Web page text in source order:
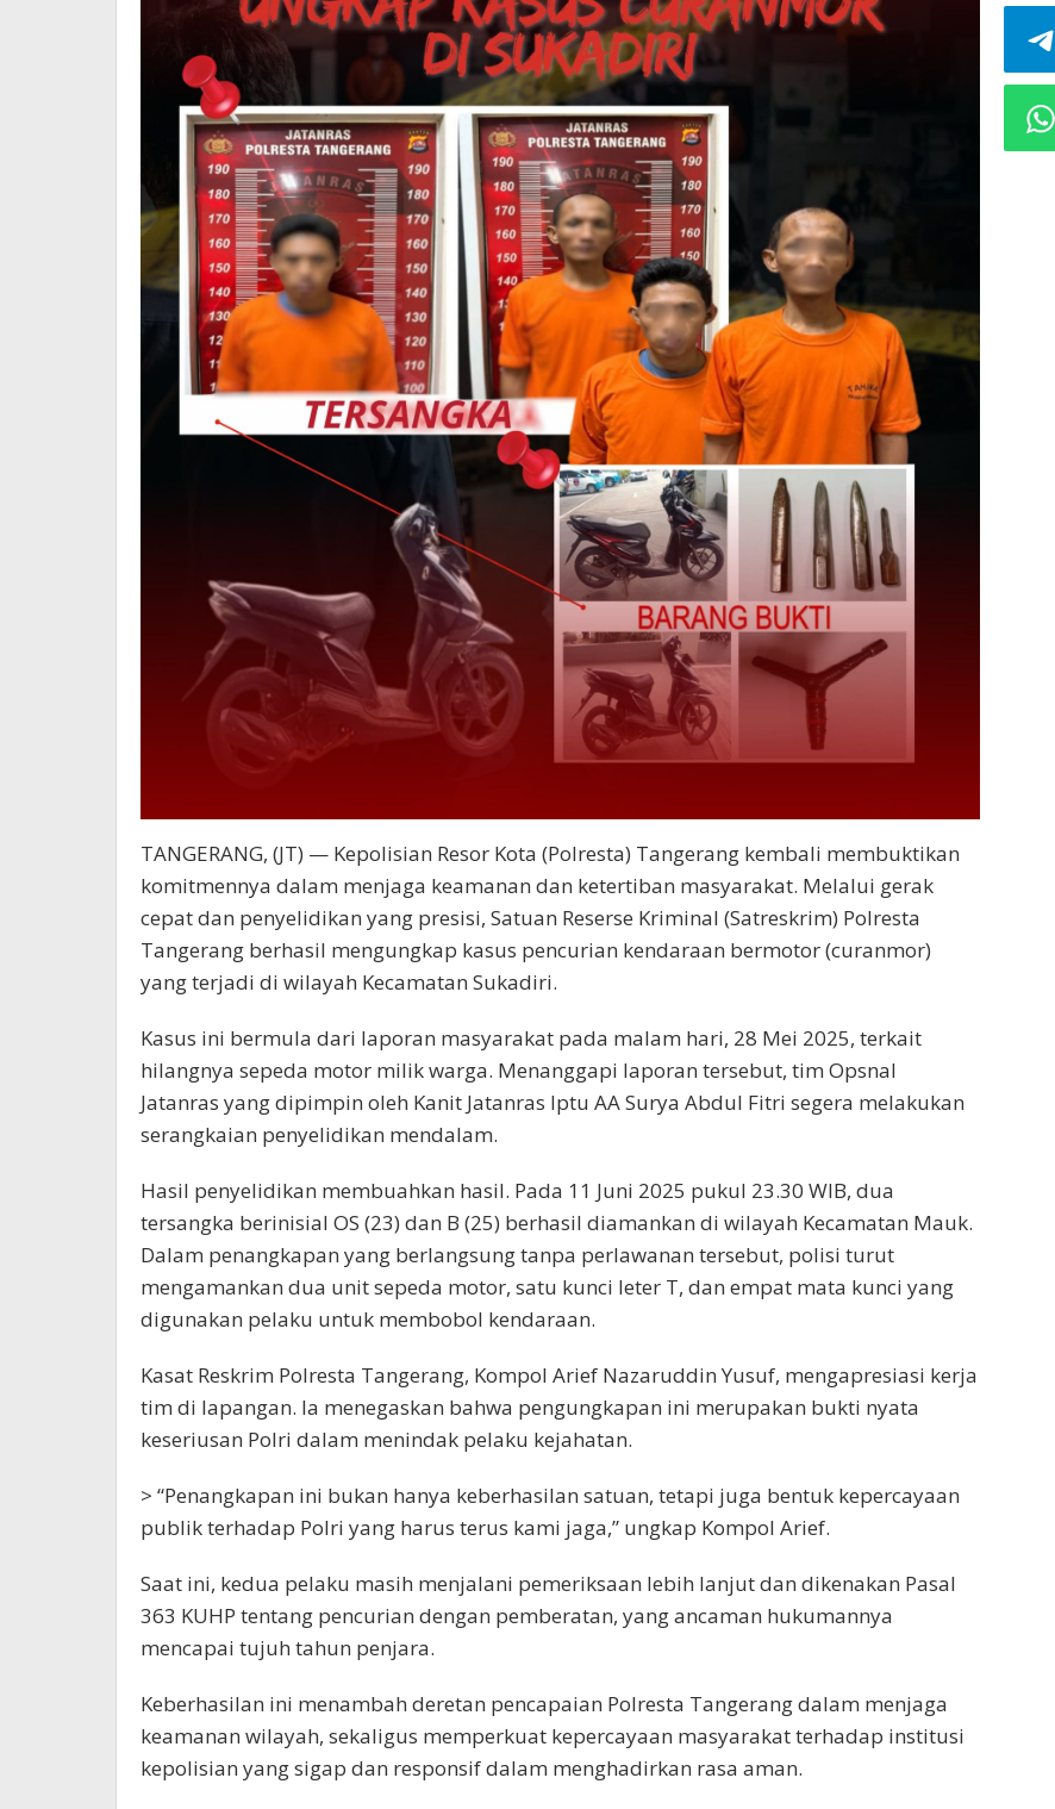
TANGERANG, (JT) — Kepolisian Resor Kota (Polresta) Tangerang kembali membuktikan
komitmennya dalam menjaga keamanan dan ketertiban masyarakat. Melalui gerak
cepat dan penyelidikan yang presisi, Satuan Reserse Kriminal (Satreskrim) Polresta
Tangerang berhasil mengungkap kasus pencurian kendaraan bermotor (curanmor)
yang terjadi di wilayah Kecamatan Sukadiri.
Kasus ini bermula dari laporan masyarakat pada malam hari, 28 Mei 2025, terkait
hilangnya sepeda motor milik warga. Menanggapi laporan tersebut, tim Opsnal
Jatanras yang dipimpin oleh Kanit Jatanras Iptu AA Surya Abdul Fitri segera melakukan
serangkaian penyelidikan mendalam.
Hasil penyelidikan membuahkan hasil. Pada 11 Juni 2025 pukul 23.30 WIB, dua
tersangka berinisial OS (23) dan B (25) berhasil diamankan di wilayah Kecamatan Mauk.
Dalam penangkapan yang berlangsung tanpa perlawanan tersebut, polisi turut
mengamankan dua unit sepeda motor, satu kunci leter T, dan empat mata kunci yang
digunakan pelaku untuk membobol kendaraan.
Kasat Reskrim Polresta Tangerang, Kompol Arief Nazaruddin Yusuf, mengapresiasi kerja
tim di lapangan. Ia menegaskan bahwa pengungkapan ini merupakan bukti nyata
keseriusan Polri dalam menindak pelaku kejahatan.
> “Penangkapan ini bukan hanya keberhasilan satuan, tetapi juga bentuk kepercayaan
publik terhadap Polri yang harus terus kami jaga,” ungkap Kompol Arief.
Saat ini, kedua pelaku masih menjalani pemeriksaan lebih lanjut dan dikenakan Pasal
363 KUHP tentang pencurian dengan pemberatan, yang ancaman hukumannya
mencapai tujuh tahun penjara.
Keberhasilan ini menambah deretan pencapaian Polresta Tangerang dalam menjaga
keamanan wilayah, sekaligus memperkuat kepercayaan masyarakat terhadap institusi
kepolisian yang sigap dan responsif dalam menghadirkan rasa aman.